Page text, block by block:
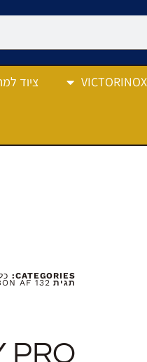
ציוד
CATEGORIES:
תגית AF 132
PRO